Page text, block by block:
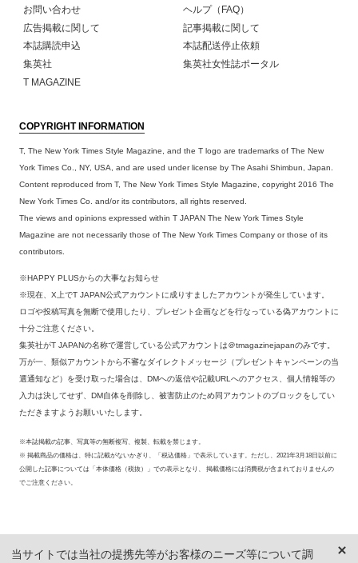
お問い合わせ
ヘルプ（FAQ）
広告掲載に関して
記事掲載に関して
本誌購読申込
本誌配送停止依頼
集英社
集英社女性誌ポータル
T MAGAZINE
COPYRIGHT INFORMATION
T, The New York Times Style Magazine, and the T logo are trademarks of The New
York Times Co., NY, USA, and are used under license by The Asahi Shimbun, Japan.
Content reproduced from T, The New York Times Style Magazine, copyright 2016 The
New York Times Co. and/or its contributors, all rights reserved.
The views and opinions expressed within T JAPAN The New York Times Style
Magazine are not necessarily those of The New York Times Company or those of its
contributors.
※HAPPY PLUSからの大事なお知らせ
※現在、X上でT JAPAN公式アカウントに成りすましたアカウントが発生しています。
ロゴや投稿写真を無断で使用したり、プレゼント企画などを行なっている偽アカウントに
十分ご注意ください。
集英社がT JAPANの名称で運営している公式アカウントは＠tmagazinejapanのみです。
万が一、類似アカウントから不審なダイレクトメッセージ（プレゼントキャンペーンの当
選通知など）を受け取った場合は、DMへの返信や記載URLへのアクセス、個人情報等の
入力は決してせず、DM自体を削除し、被害防止のため同アカウントのブロックをしてい
ただきますようお願いいたします。
※本誌掲載の記事、写真等の無断複写、複製、転載を禁じます。
※ 掲載商品の価格は、特に記載がないかぎり、「税込価格」で表示しています。ただし、2021年3月18日以前に
公開した記事については「本体価格（税抜）」での表示となり、 掲載価格には消費税が含まれておりませんの
でご注意ください。
当サイトでは当社の提携先等がお客様のニーズ等について調